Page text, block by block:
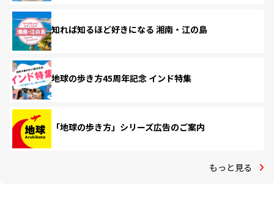
知れば知るほど好きになる 湘南・江の島
地球の歩き方45周年記念 インド特集
「地球の歩き方」シリーズ広告のご案内
もっと見る